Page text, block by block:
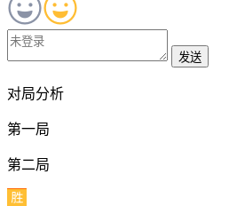
发送
对局分析
第一局
第二局